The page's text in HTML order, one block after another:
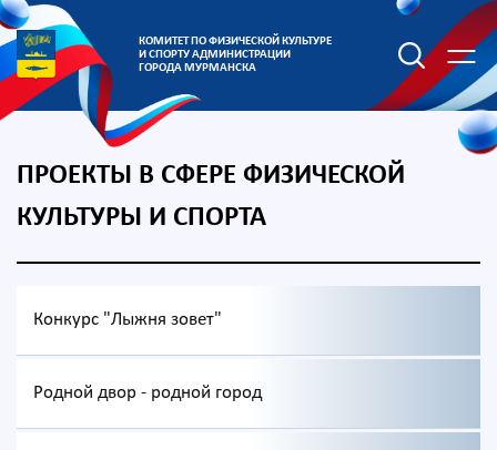
КОМИТЕТ ПО ФИЗИЧЕСКОЙ КУЛЬТУРЕ
И СПОРТУ АДМИНИСТРАЦИИ
ГОРОДА МУРМАНСКА
ПРОЕКТЫ В СФЕРЕ ФИЗИЧЕСКОЙ
КУЛЬТУРЫ И СПОРТА
Конкурс "Лыжня зовет"
Родной двор - родной город